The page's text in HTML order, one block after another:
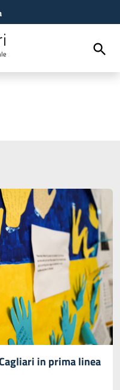
in prima linea